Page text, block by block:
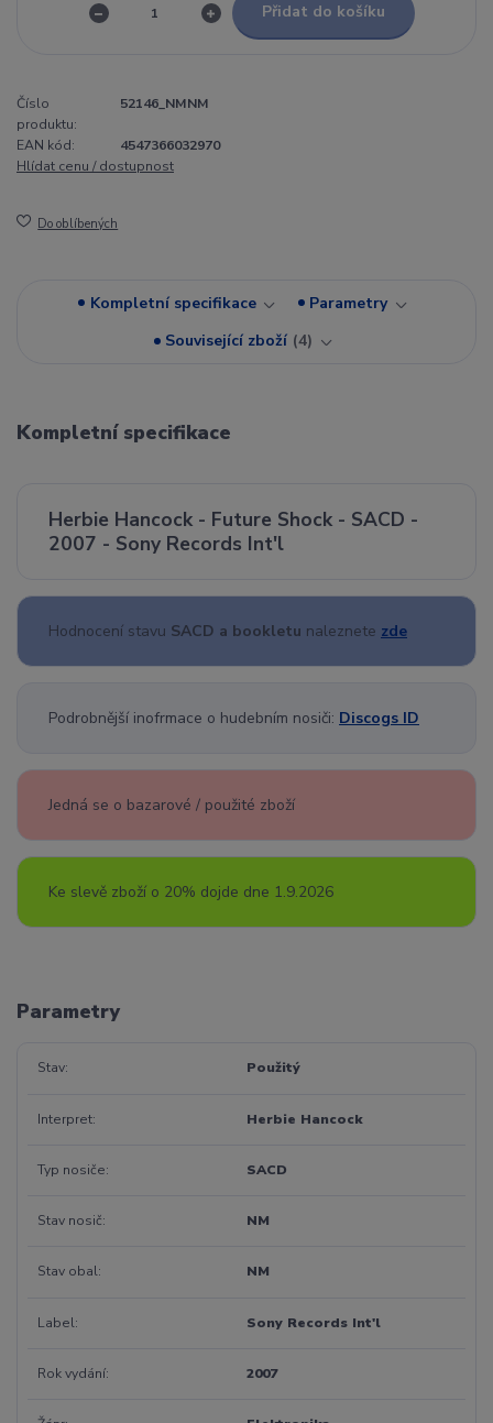
Přidat do košíku
Číslo
produktu:
52146_NMNM
EAN kód:
4547366032970
Hlídat cenu / dostupnost
Do oblíbených
Kompletní specifikace
Parametry
Související zboží 4
Kompletní specifikace
Herbie Hancock - Future Shock - SACD -
2007 - Sony Records Int'l
Hodnocení stavu SACD a bookletu naleznete zde
Podrobnější inofrmace o hudebním nosiči: Discogs ID
Jedná se o bazarové / použité zboží
Ke slevě zboží o 20% dojde dne 1.9.2026
Parametry
Stav Použitý
Interpret Herbie Hancock
Typ nosiče SACD
Stav nosič NM
Stav obal NM
Label Sony Records Int'l
Rok vydání 2007